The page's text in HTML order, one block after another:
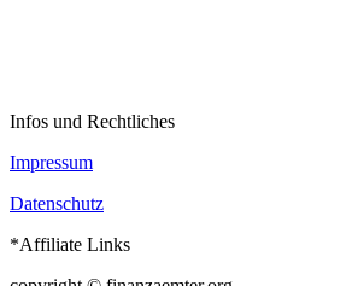
Infos und Rechtliches
Impressum
Datenschutz
*Affiliate Links